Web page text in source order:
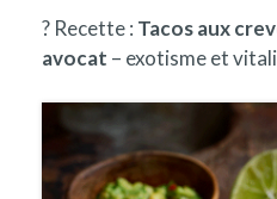
? Recette : Tacos aux
avocat – exotisme et